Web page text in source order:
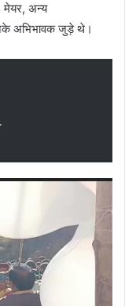
मेयर, अन्य
अभिभावक जुड़े थे।